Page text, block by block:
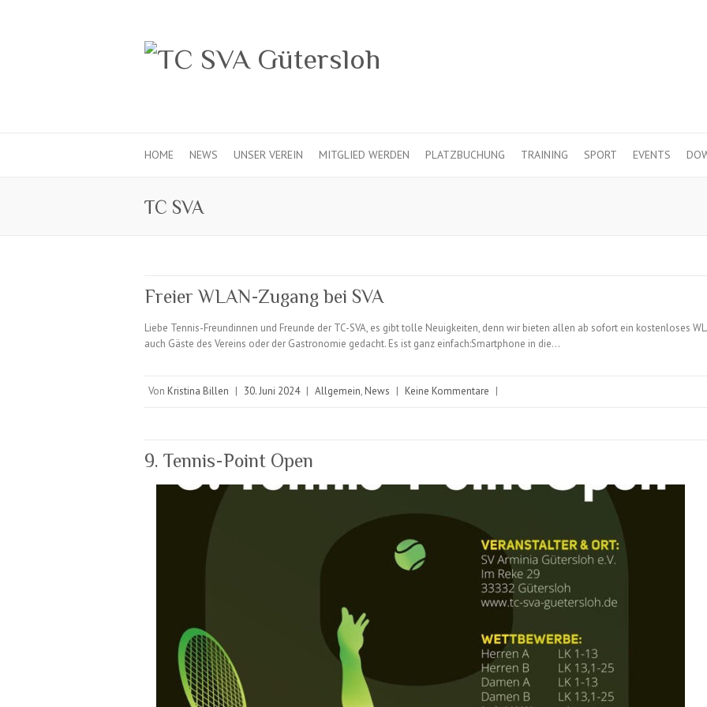
HOME NEWS UNSER VEREIN MITGLIED WERDEN PLATZBUCHUNG TRAINING SPORT EVENTS
TC SVA
Freier WLAN-Zugang bei SVA
Liebe Tennis-Freundinnen und Freunde der TC-SVA, es gibt tolle Neuigkeiten, denn wir bieten allen ab sofort ein kostenloses
auch Gäste des Vereins oder der Gastronomie gedacht. Es ist ganz einfach:Smartphone in die…
Von Kristina Billen | 30. Juni 2024 | Allgemein, News | Keine Kommentare |
9. Tennis-Point Open